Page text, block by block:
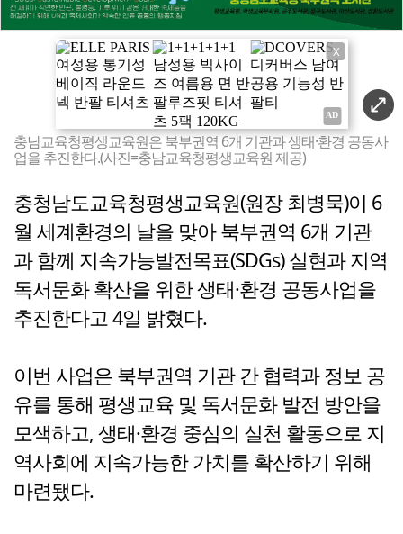
X
충남교육청평생교육원은 북부권역 6개 기관과 생태·환경 공동사
업을 추진한다.(사진=충남교육청평생교육원 제공)
충청남도교육청평생교육원(원장 최병묵)이 6
월 세계환경의 날을 맞아 북부권역 6개 기관
과 함께 지속가능발전목표(SDGs) 실현과 지역
독서문화 확산을 위한 생태·환경 공동사업을
추진한다고 4일 밝혔다.
이번 사업은 북부권역 기관 간 협력과 정보 공
유를 통해 평생교육 및 독서문화 발전 방안을
모색하고, 생태·환경 중심의 실천 활동으로 지
역사회에 지속가능한 가치를 확산하기 위해
마련됐다.